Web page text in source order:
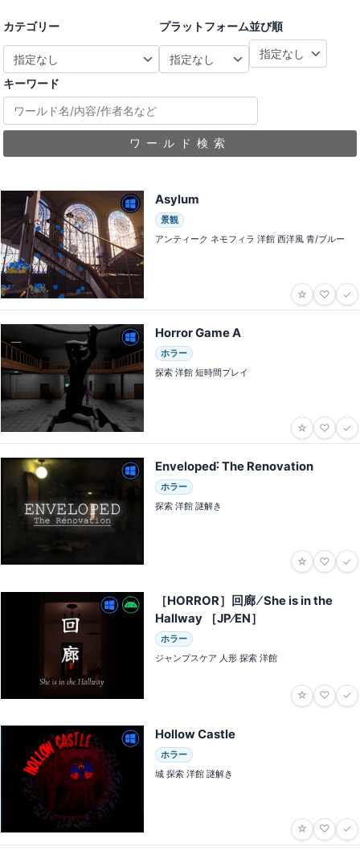
カテゴリー プラットフォーム並び順
キーワード
ワールド検索
Asylum
景観
アンティーク ネモフィラ 洋館 西洋風 青/ブルー
☆ ♡ ✓
Horror Game A
ホラー
探索 洋館 短時間プレイ
☆ ♡ ✓
Enveloped˸ The Renovation
ホラー
探索 洋館 謎解き
☆ ♡ ✓
［HORROR］回廊 ⁄ She is in the
Hallway ［JP⁄EN］
ホラー
ジャンプスケア 人形 探索 洋館
☆ ♡ ✓
Hollow Castle
ホラー
城 探索 洋館 謎解き
☆ ♡ ✓